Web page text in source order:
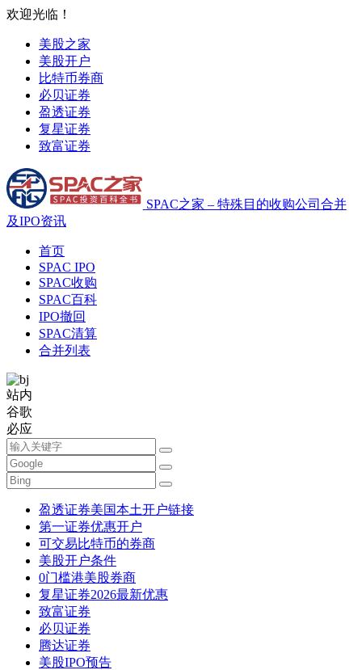
欢迎光临！
美股之家
美股开户
比特币券商
必贝证券
盈透证券
复星证券
致富证券
SPAC之家 – 特殊目的收购公司合并
及IPO资讯
首页
SPAC IPO
SPAC收购
SPAC百科
IPO撤回
SPAC清算
合并列表
站内
谷歌
必应
盈透证券美国本土开户链接
第一证券优惠开户
可交易比特币的券商
美股开户条件
0门槛港美股券商
复星证券2026最新优惠
致富证券
必贝证券
腾达证券
美股IPO预告